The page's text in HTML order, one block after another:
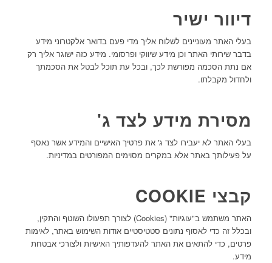
דיוור ישיר
בעלי האתר מעוניינים לשלוח אליך מדי פעם בדואר אלקטרוני מידע
בדבר שירותי האתר וכן מידע שיווקי ופרסומי. מידע כזה ישוגר אליך רק
אם נתת הסכמה מפורשת לכך, ובכל עת תוכל לבטל את הסכמתך
ולחדול מקבלתו.
מסירת מידע לצד ג'
בעלי האתר לא יעבירו לצד ג' את פרטיך האישיים והמידע אשר נאסף
על פעילותך באתר אלא במקרים מסוימים המפורטים במדיניות.
קבצי COOKIE
האתר משתמש ב"עוגיות" (Cookies) לצורך תפעולו השוטף והתקין,
ובכלל זה כדי לאסוף נתונים סטטיסטיים אודות השימוש באתר, לאימות
פרטים, כדי להתאים את האתר להעדפותיך האישיות ולצורכי אבטחת
מידע.